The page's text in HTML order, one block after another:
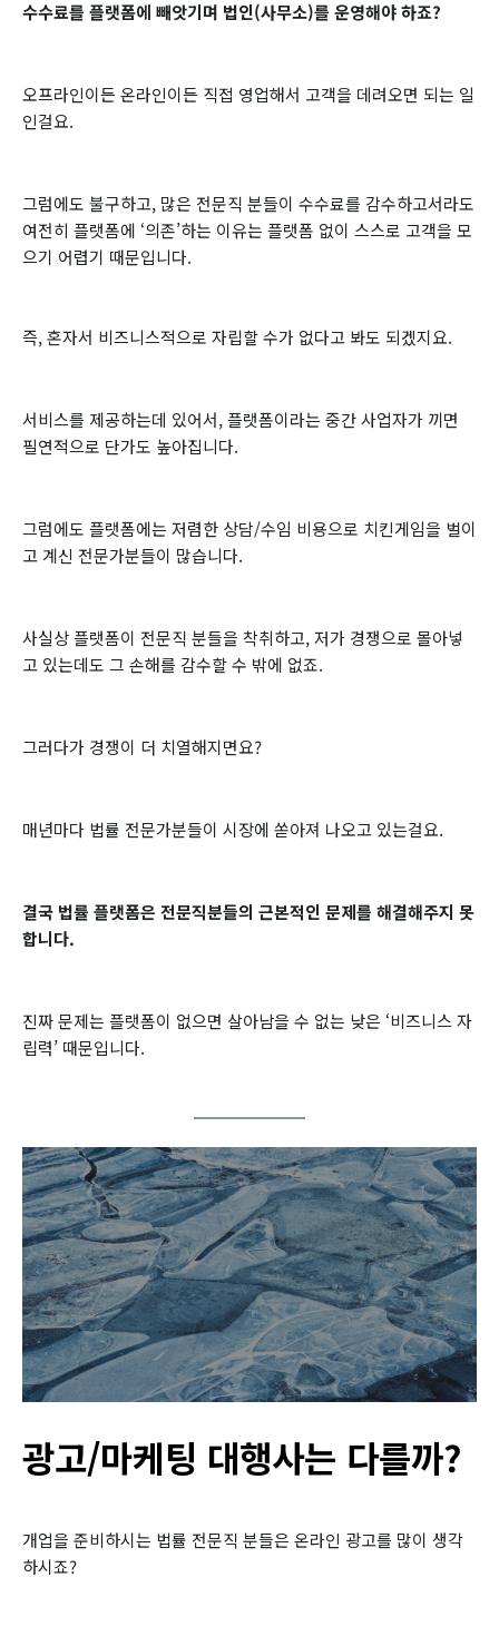
수수료를 플랫폼에 빼앗기며 법인(사무소)를 운영해야 하죠?
오프라인이든 온라인이든 직접 영업해서 고객을 데려오면 되는 일
인걸요.
그럼에도 불구하고, 많은 전문직 분들이 수수료를 감수하고서라도
여전히 플랫폼에 ‘의존’하는 이유는 플랫폼 없이 스스로 고객을 모
으기 어렵기 때문입니다.
즉, 혼자서 비즈니스적으로 자립할 수가 없다고 봐도 되겠지요.
서비스를 제공하는데 있어서, 플랫폼이라는 중간 사업자가 끼면
필연적으로 단가도 높아집니다.
그럼에도 플랫폼에는 저렴한 상담/수임 비용으로 치킨게임을 벌이
고 계신 전문가분들이 많습니다.
사실상 플랫폼이 전문직 분들을 착취하고, 저가 경쟁으로 몰아넣
고 있는데도 그 손해를 감수할 수 밖에 없죠.
그러다가 경쟁이 더 치열해지면요?
매년마다 법률 전문가분들이 시장에 쏟아져 나오고 있는걸요.
결국 법률 플랫폼은 전문직분들의 근본적인 문제를 해결해주지 못
합니다.
진짜 문제는 플랫폼이 없으면 살아남을 수 없는 낮은 ‘비즈니스 자
립력’ 때문입니다.
광고/마케팅 대행사는 다를까?
개업을 준비하시는 법률 전문직 분들은 온라인 광고를 많이 생각
하시죠?